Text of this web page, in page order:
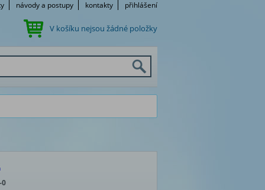
návody a postupy kontakty přihlášení
V košíku nejsou žádné položky
0